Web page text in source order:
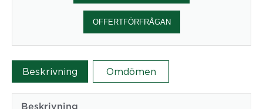
Byggbar
mängd
OFFERTFÖRFRÅGAN
Beskrivning Omdömen
Beskrivning